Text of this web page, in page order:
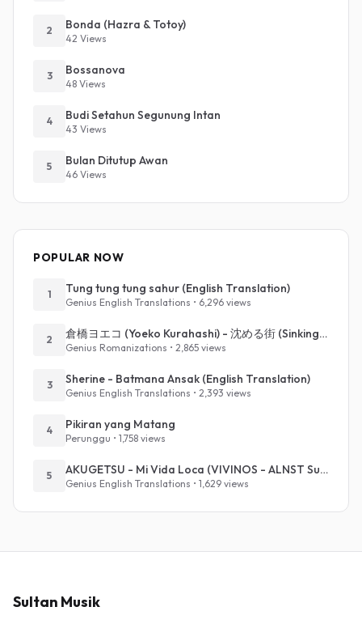
2 Bonda (Hazra & Totoy)
42 Views
3 Bossanova
48 Views
4 Budi Setahun Segunung Intan
43 Views
5 Bulan Ditutup Awan
46 Views
POPULAR NOW
1 Tung tung tung sahur (English Translation)
Genius English Translations • 6,296 views
2 倉橋ヨエコ (Yoeko Kurahashi) - 沈める街 (Sinking Town) (Romanized)
Genius Romanizations • 2,865 views
3 Sherine - Batmana Ansak (English Translation)
Genius English Translations • 2,393 views
4 Pikiran yang Matang
Perunggu • 1,758 views
5 AKUGETSU - Mi Vida Loca (VIVINOS - ALNST Sub : Till Part.1)
Genius English Translations • 1,629 views
Sultan Musik